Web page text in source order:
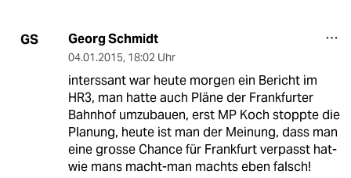
GS Georg Schmidt
04.01.2015, 18:02 Uhr
interssant war heute morgen ein Bericht im
HR3, man hatte auch Pläne der Frankfurter
Bahnhof umzubauen, erst MP Koch stoppte die
Planung, heute ist man der Meinung, dass man
eine grosse Chance für Frankfurt verpasst hat-
wie mans macht-man machts eben falsch!